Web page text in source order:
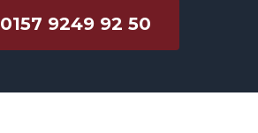
0157 9249 92 50